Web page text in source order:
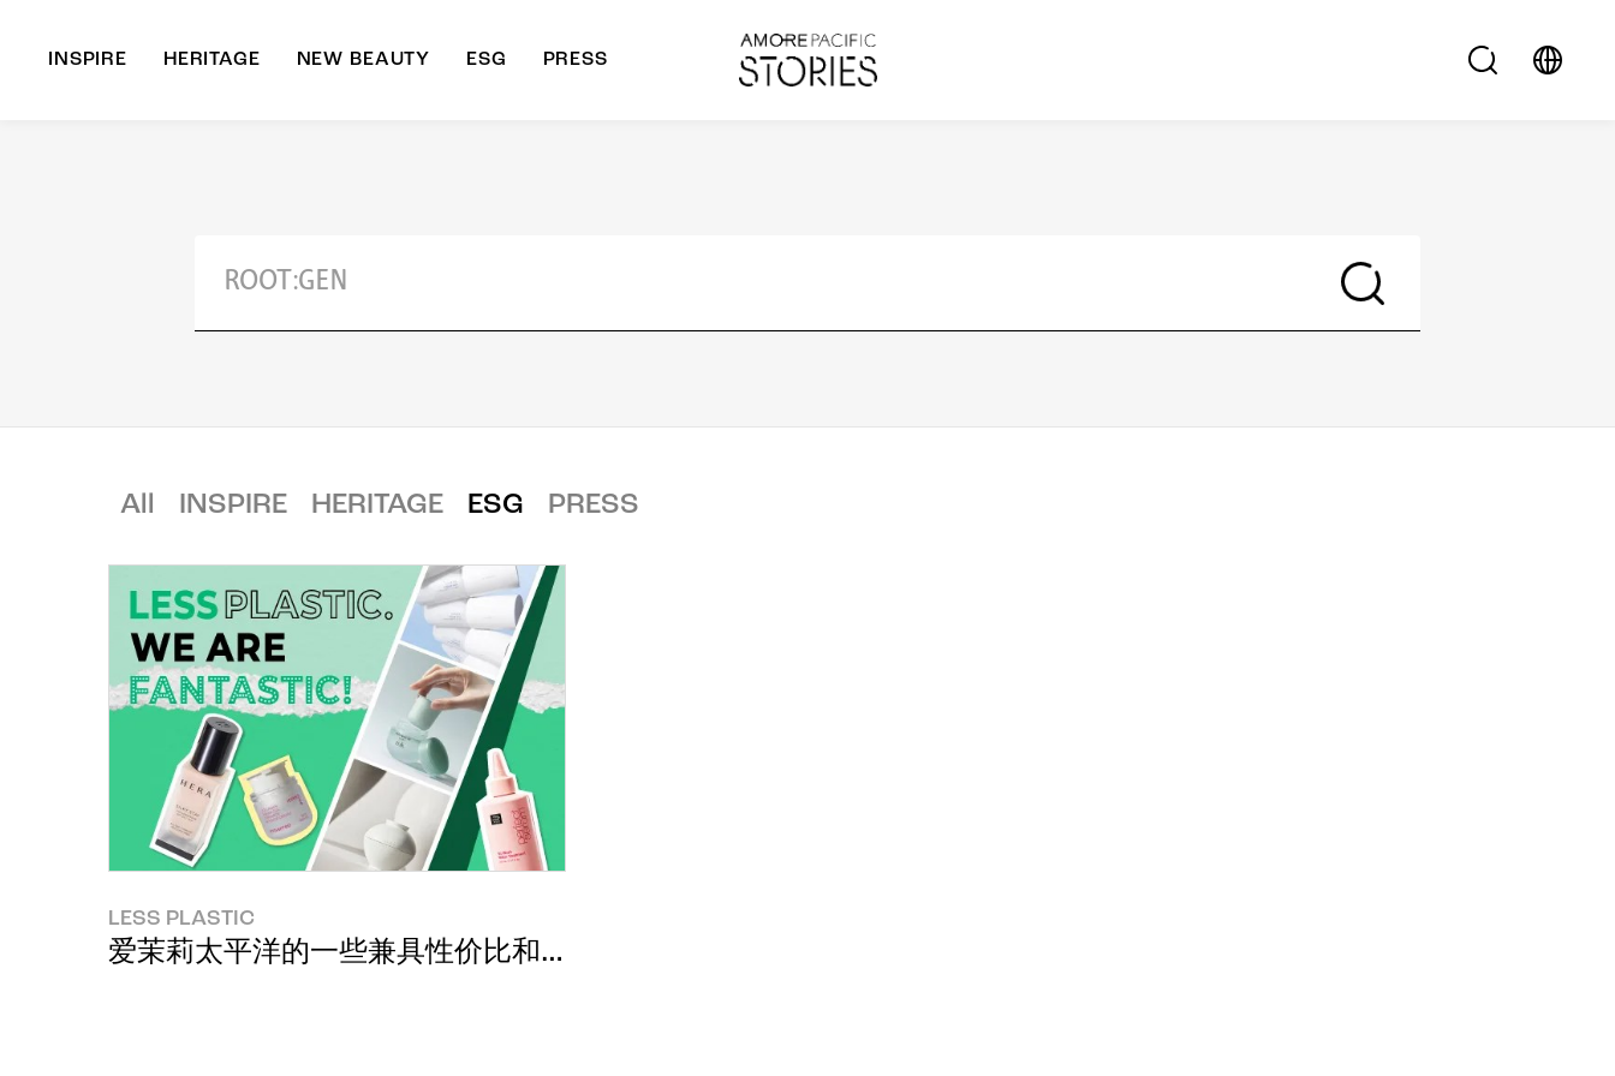
INSPIRE HERITAGE NEW BEAUTY ESG PRESS
All INSPIRE HERITAGE ESG PRESS
LESS PLASTIC
爱茉莉太平洋的一些兼具性价比和性时比的可持续产品